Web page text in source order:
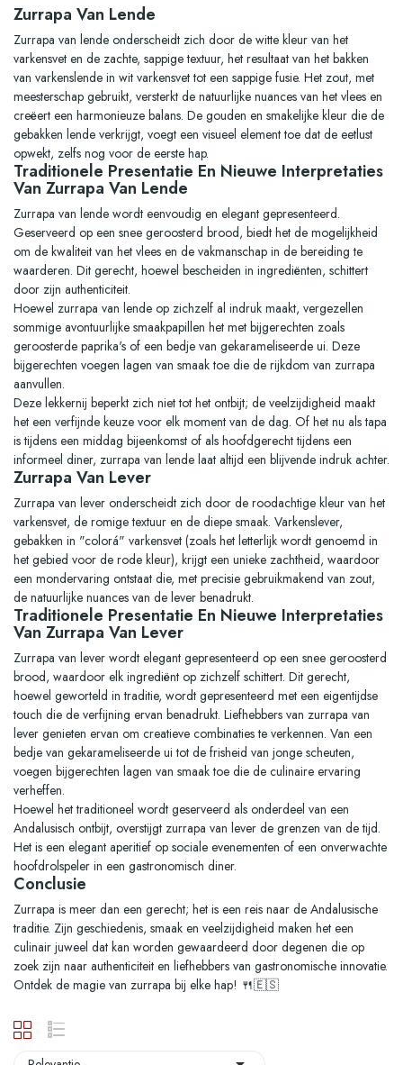
Zurrapa Van Lende
Zurrapa van lende onderscheidt zich door de witte kleur van het
varkensvet en de zachte, sappige textuur, het resultaat van het bakken
van varkenslende in wit varkensvet tot een sappige fusie. Het zout, met
meesterschap gebruikt, versterkt de natuurlijke nuances van het vlees en
creëert een harmonieuze balans. De gouden en smakelijke kleur die de
gebakken lende verkrijgt, voegt een visueel element toe dat de eetlust
opwekt, zelfs nog voor de eerste hap.
Traditionele Presentatie En Nieuwe Interpretaties
Van Zurrapa Van Lende
Zurrapa van lende wordt eenvoudig en elegant gepresenteerd.
Geserveerd op een snee geroosterd brood, biedt het de mogelijkheid
om de kwaliteit van het vlees en de vakmanschap in de bereiding te
waarderen. Dit gerecht, hoewel bescheiden in ingrediënten, schittert
door zijn authenticiteit.
Hoewel zurrapa van lende op zichzelf al indruk maakt, vergezellen
sommige avontuurlijke smaakpapillen het met bijgerechten zoals
geroosterde paprika's of een bedje van gekarameliseerde ui. Deze
bijgerechten voegen lagen van smaak toe die de rijkdom van zurrapa
aanvullen.
Deze lekkernij beperkt zich niet tot het ontbijt; de veelzijdigheid maakt
het een verfijnde keuze voor elk moment van de dag. Of het nu als tapa
is tijdens een middag bijeenkomst of als hoofdgerecht tijdens een
informeel diner, zurrapa van lende laat altijd een blijvende indruk achter.
Zurrapa Van Lever
Zurrapa van lever onderscheidt zich door de roodachtige kleur van het
varkensvet, de romige textuur en de diepe smaak. Varkenslever,
gebakken in "colorá" varkensvet (zoals het letterlijk wordt genoemd in
het gebied voor de rode kleur), krijgt een unieke zachtheid, waardoor
een mondervaring ontstaat die, met precisie gebruikmakend van zout,
de natuurlijke nuances van de lever benadrukt.
Traditionele Presentatie En Nieuwe Interpretaties
Van Zurrapa Van Lever
Zurrapa van lever wordt elegant gepresenteerd op een snee geroosterd
brood, waardoor elk ingrediënt op zichzelf schittert. Dit gerecht,
hoewel geworteld in traditie, wordt gepresenteerd met een eigentijdse
touch die de verfijning ervan benadrukt. Liefhebbers van zurrapa van
lever genieten ervan om creatieve combinaties te verkennen. Van een
bedje van gekarameliseerde ui tot de frisheid van jonge scheuten,
voegen bijgerechten lagen van smaak toe die de culinaire ervaring
verheffen.
Hoewel het traditioneel wordt geserveerd als onderdeel van een
Andalusisch ontbijt, overstijgt zurrapa van lever de grenzen van de tijd.
Het is een elegant aperitief op sociale evenementen of een onverwachte
hoofdrolspeler in een gastronomisch diner.
Conclusie
Zurrapa is meer dan een gerecht; het is een reis naar de Andalusische
traditie. Zijn geschiedenis, smaak en veelzijdigheid maken het een
culinair juweel dat kan worden gewaardeerd door degenen die op
zoek zijn naar authenticiteit en liefhebbers van gastronomische innovatie.
Ontdek de magie van zurrapa bij elke hap! 🍴🇪🇸